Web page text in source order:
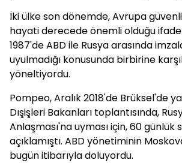
İki ülke son dönemde, Avrupa
hayati derecede önemli olduğu
1987'de ABD ile Rusya arasında
uyulmadığı konusunda birbirine
yöneltiyordu.
Pompeo, Aralık 2018'de Brüksel'de
Dışişleri Bakanları toplantısında,
Anlaşması'na uyması için, 60 günlük
açıklamıştı. ABD yönetiminin
bugün itibarıyla doluyordu.